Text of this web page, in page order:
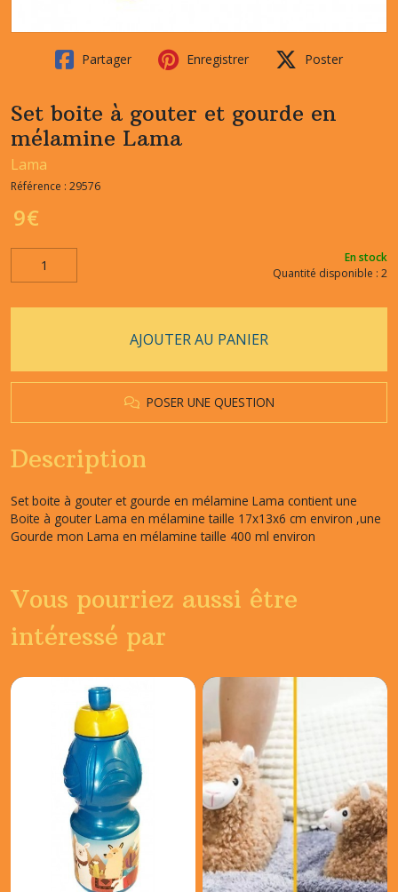
Partager Enregistrer Poster
Set boite à gouter et gourde en
mélamine Lama
Lama
Référence : 29576
9€
En stock
Quantité disponible : 2
AJOUTER AU PANIER
POSER UNE QUESTION
Description
Set boite à gouter et gourde en mélamine Lama contient une
Boite à gouter Lama en mélamine taille 17x13x6 cm environ ,une
Gourde mon Lama en mélamine taille 400 ml environ
Vous pourriez aussi être
intéressé par